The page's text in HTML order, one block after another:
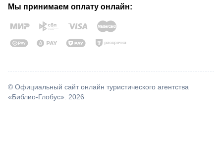
Мы принимаем оплату онлайн:
© Официальный сайт онлайн туристического агентства
«Библио-Глобус». 2026